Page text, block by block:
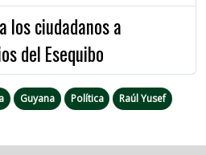
los ciudadanos a
del Esequibo
Guyana Política
Raúl Yusef